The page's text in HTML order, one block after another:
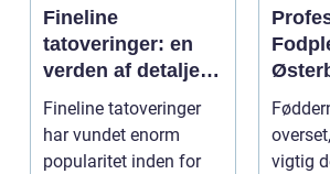
Fineline
tatoveringer: en
verden af detaljer
og elegance
Fineline tatoveringer
har vundet enorm
popularitet inden for
vigtig